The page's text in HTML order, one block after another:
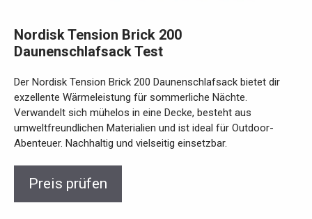
Nordisk Tension Brick 200
Daunenschlafsack Test
Der Nordisk Tension Brick 200 Daunenschlafsack bietet dir
exzellente Wärmeleistung für sommerliche Nächte.
Verwandelt sich mühelos in eine Decke, besteht aus
umweltfreundlichen Materialien und ist ideal für Outdoor-
Abenteuer. Nachhaltig und vielseitig einsetzbar.
Preis prüfen